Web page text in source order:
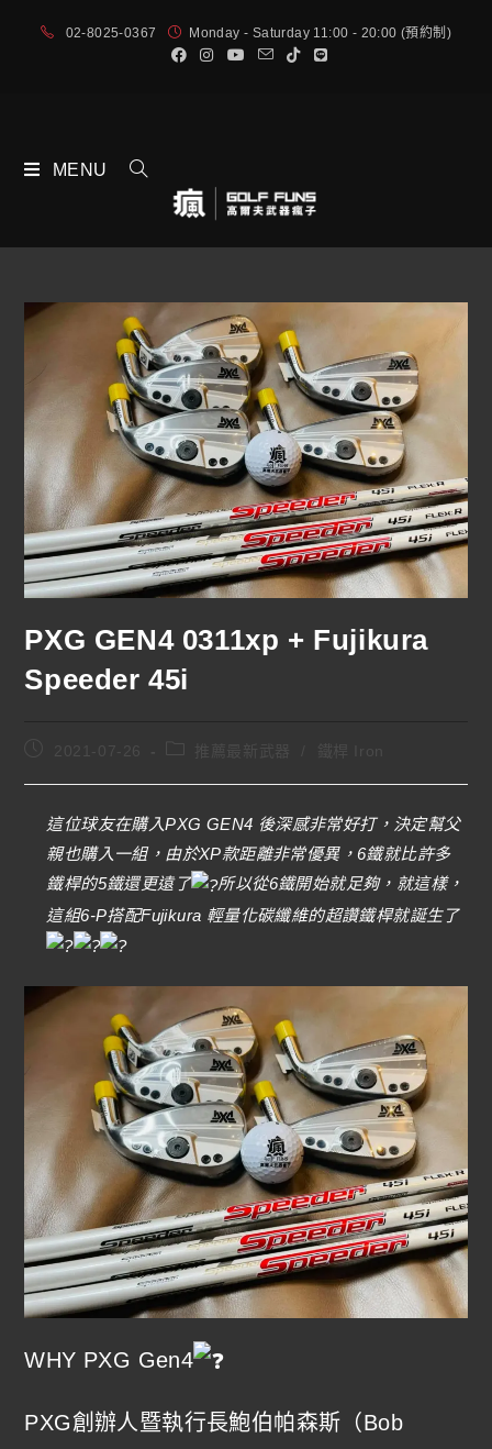
02-8025-0367 Monday - Saturday 11:00 - 20:00 (預約制)
MENU
PXG GEN4 0311xp + Fujikura
Speeder 45i
2021-07-26 鐵桿 Iron
這位球友在購入PXG GEN4 後深感非常好打，決定幫父
親也購入一組，由於XP款距離非常優異，6鐵就比許多
鐵桿的5鐵還更遠了
所以從6鐵開始就足夠，就這樣，
這組6-P搭配Fujikura 輕量化碳纖維的超讚鐵桿就誕生了
WHY PXG Gen4
PXG創辦人暨執行長鮑伯帕森斯（Bob